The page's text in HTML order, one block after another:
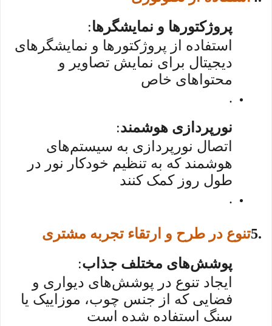
پروژکتورها و نمایشگرها:
استفاده از پروژکتورها و نمایشگرهای
دیجیتال برای نمایش تصاویر و
محتواهای خاص
.
نورپردازی هوشمند:
اتصال نورپردازی به سیستم‌های
هوشمند که به تنظیم خودکار نور در
طول روز کمک کنند
.
5.تنوع در طرح و ارتقاء تجربه مشتری
پوشش‌های مختلف جذاب:
ایجاد تنوع در پوشش‌های دیواری و
فضایی که از جنس چوب، موزاییک یا
سنگ استفاده شده است